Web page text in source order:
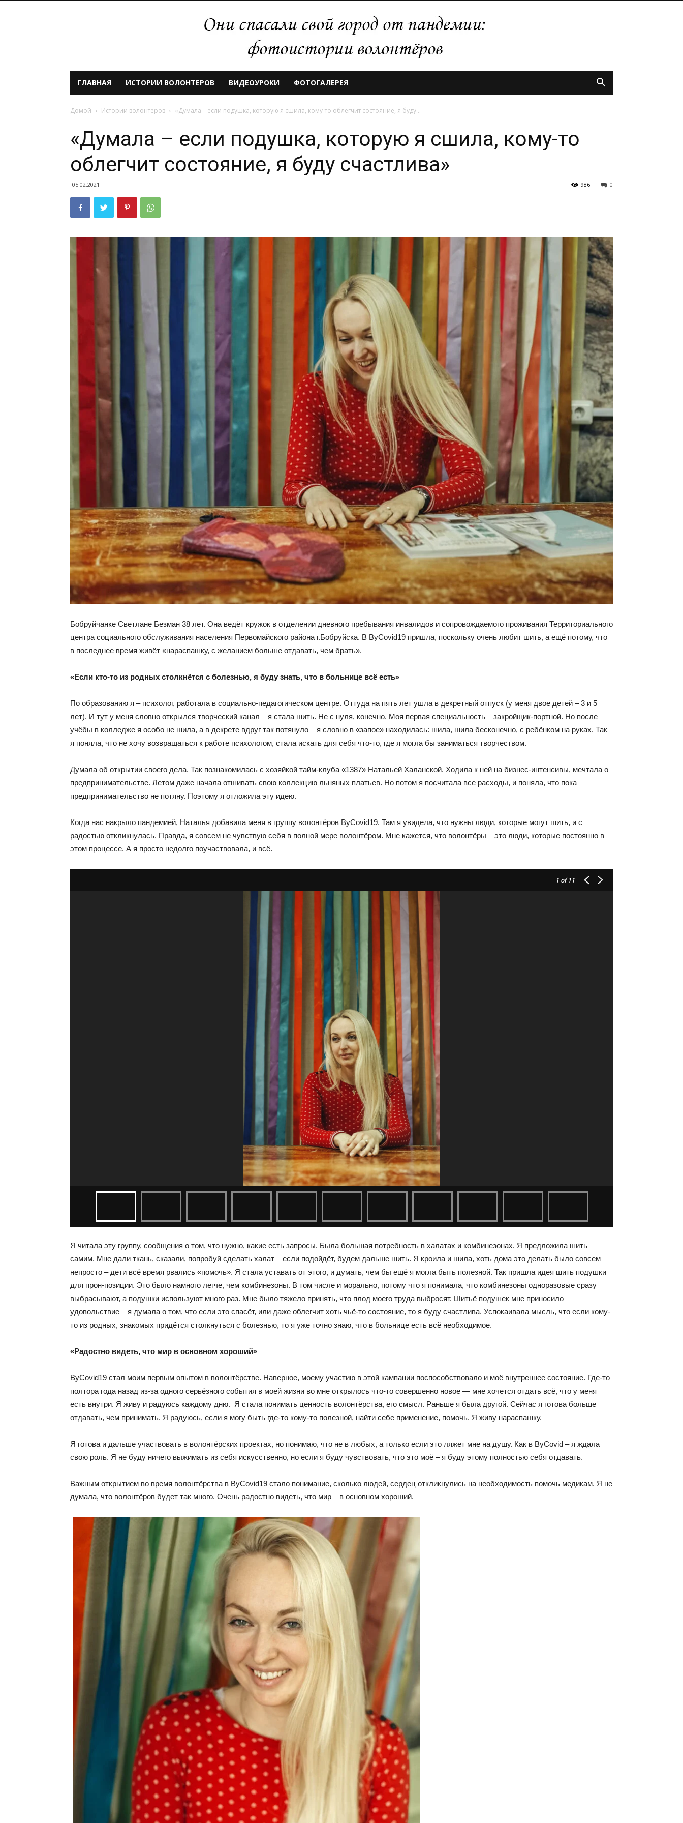
ГЛАВНАЯ ИСТОРИИ ВОЛОНТЕРОВ ВИДЕОУРОКИ ФОТОГАЛЕРЕЯ
Домой Истории волонтеров «Думала – если подушка, которую я сшила, кому-то облегчит состояние, я буду...
«Думала – если подушка, которую я сшила, кому-то
облегчит состояние, я буду счастлива»
05.02.2021 0
986
Бобруйчанке Светлане Безман 38 лет. Она ведёт кружок в отделении дневного пребывания инвалидов и сопровождаемого проживания Территориального
центра социального обслуживания населения Первомайского района г.Бобруйска. В ByCovid19 пришла, поскольку очень любит шить, а ещё потому, что
в последнее время живёт «нараспашку, с желанием больше отдавать, чем брать».
«Если кто-то из родных столкнётся с болезнью, я буду знать, что в больнице всё есть»
По образованию я – психолог, работала в социально-педагогическом центре. Оттуда на пять лет ушла в декретный отпуск (у меня двое детей – 3 и 5
лет). И тут у меня словно открылся творческий канал – я стала шить. Не с нуля, конечно. Моя первая специальность – закройщик-портной. Но после
учёбы в колледже я особо не шила, а в декрете вдруг так потянуло – я словно в «запое» находилась: шила, шила бесконечно, с ребёнком на руках. Так
я поняла, что не хочу возвращаться к работе психологом, стала искать для себя что-то, где я могла бы заниматься творчеством.
Думала об открытии своего дела. Так познакомилась с хозяйкой тайм-клуба «1387» Натальей Халанской. Ходила к ней на бизнес-интенсивы, мечтала о
предпринимательстве. Летом даже начала отшивать свою коллекцию льняных платьев. Но потом я посчитала все расходы, и поняла, что пока
предпринимательство не потяну. Поэтому я отложила эту идею.
Когда нас накрыло пандемией, Наталья добавила меня в группу волонтёров ByCovid19. Там я увидела, что нужны люди, которые могут шить, и с
радостью откликнулась. Правда, я совсем не чувствую себя в полной мере волонтёром. Мне кажется, что волонтёры – это люди, которые постоянно в
этом процессе. А я просто недолго поучаствовала, и всё.
1 of 11
Я читала эту группу, сообщения о том, что нужно, какие есть запросы. Была большая потребность в халатах и комбинезонах. Я предложила шить
самим. Мне дали ткань, сказали, попробуй сделать халат – если подойдёт, будем дальше шить. Я кроила и шила, хоть дома это делать было совсем
непросто – дети всё время рвались «помочь». Я стала уставать от этого, и думать, чем бы ещё я могла быть полезной. Так пришла идея шить подушки
для прон-позиции. Это было намного легче, чем комбинезоны. В том числе и морально, потому что я понимала, что комбинезоны одноразовые сразу
выбрасывают, а подушки используют много раз. Мне было тяжело принять, что плод моего труда выбросят. Шитьё подушек мне приносило
удовольствие – я думала о том, что если это спасёт, или даже облегчит хоть чьё-то состояние, то я буду счастлива. Успокаивала мысль, что если кому-
то из родных, знакомых придётся столкнуться с болезнью, то я уже точно знаю, что в больнице есть всё необходимое.
«Радостно видеть, что мир в основном хороший»
ByCovid19 стал моим первым опытом в волонтёрстве. Наверное, моему участию в этой кампании поспособствовало и моё внутреннее состояние. Где-то
полтора года назад из-за одного серьёзного события в моей жизни во мне открылось что-то совершенно новое — мне хочется отдать всё, что у меня
есть внутри. Я живу и радуюсь каждому дню. Я стала понимать ценность волонтёрства, его смысл. Раньше я была другой. Сейчас я готова больше
отдавать, чем принимать. Я радуюсь, если я могу быть где-то кому-то полезной, найти себе применение, помочь. Я живу нараспашку.
Я готова и дальше участвовать в волонтёрских проектах, но понимаю, что не в любых, а только если это ляжет мне на душу. Как в ByCovid – я ждала
свою роль. Я не буду ничего выжимать из себя искусственно, но если я буду чувствовать, что это моё – я буду этому полностью себя отдавать.
Важным открытием во время волонтёрства в ByCovid19 стало понимание, сколько людей, сердец откликнулись на необходимость помочь медикам. Я не
думала, что волонтёров будет так много. Очень радостно видеть, что мир – в основном хороший.